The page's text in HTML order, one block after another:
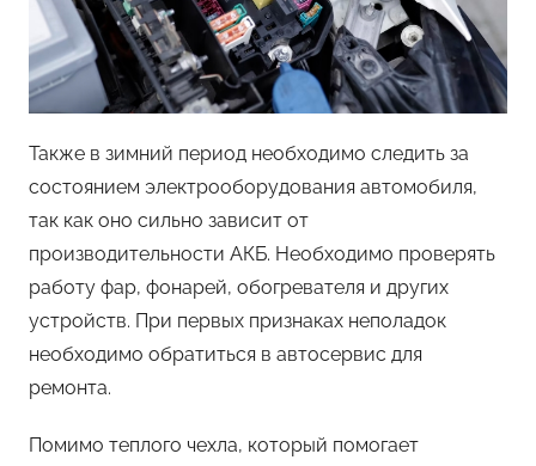
Также в зимний период необходимо следить за
состоянием электрооборудования автомобиля,
так как оно сильно зависит от
производительности АКБ. Необходимо проверять
работу фар, фонарей, обогревателя и других
устройств. При первых признаках неполадок
необходимо обратиться в автосервис для
ремонта.
Помимо теплого чехла, который помогает